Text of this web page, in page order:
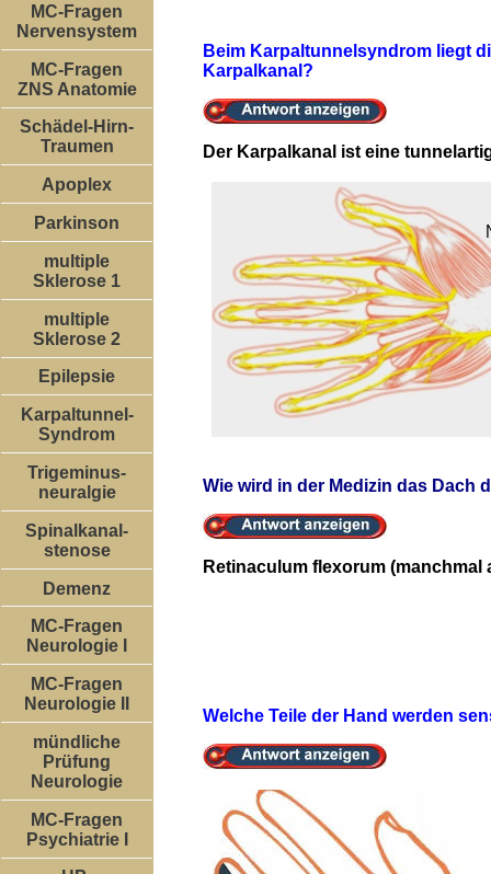
MC-Fragen
Nervensystem
MC-Fragen
ZNS Anatomie
Schädel-Hirn-
Traumen
Apoplex
Parkinson
multiple
Sklerose 1
multiple
Sklerose 2
Epilepsie
Karpaltunnel-
Syndrom
Trigeminus-
neuralgie
Spinalkanal-
stenose
Demenz
MC-Fragen
Neurologie I
MC-Fragen
Neurologie II
mündliche
Prüfung
Neurologie
MC-Fragen
Psychiatrie I
Beim Karpaltunnelsyndrom liegt
Karpalkanal?
Der Karpalkanal ist eine
Wie wird in der Medizin das Dach
Retinaculum flexorum
Welche Teile der Hand werden